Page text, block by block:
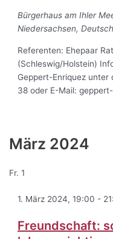
Bürgerhaus am Ihler
Niedersachsen,
Referenten: Ehepaar
(Schleswig/Holstein)
Geppert-Enriquez
38 oder E-Mail:
März 2024
Fr.1
1. März 2024, 19:00 -
Freundschaft: